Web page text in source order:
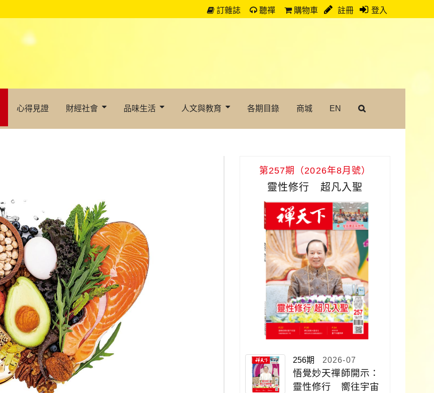
訂雜誌 聽禪 購物車 註冊 登入
心得見證 財經社會 品味生活 人文與教育 各期目錄 商城 EN
第257期（2026年8月號）
靈性修行 超凡入聖
256期 2026-07
悟覺妙天禪師開示：
靈性修行 嚮往宇宙